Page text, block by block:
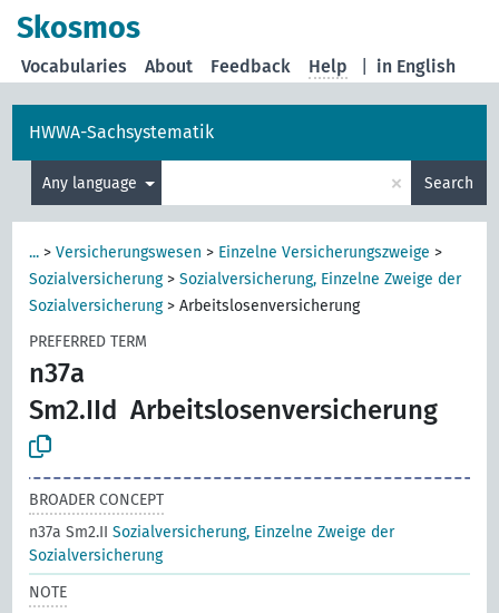
Skosmos
in English
Vocabularies About Feedback Help
HWWA-Sachsystematik
Any language × Search
... >Versicherungswesen > Einzelne Versicherungszweige >
Sozialversicherung>Sozialversicherung, Einzelne Zweige der
Sozialversicherung>Arbeitslosenversicherung
PREFERRED TERM
n37a
Sm2.IId Arbeitslosenversicherung
BROADER CONCEPT
n37a Sm2.IISozialversicherung, Einzelne Zweige der
Sozialversicherung
NOTE